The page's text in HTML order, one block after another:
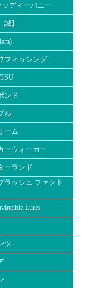
ッディーバニー
誠】
フィッシング
ンド
ル
ーム
ーウォーカー
ーランド
ラッシュ ファクト
Lures
ツ